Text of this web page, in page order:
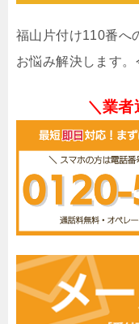
福山片付け110番へ
お悩み解決します。
＼業